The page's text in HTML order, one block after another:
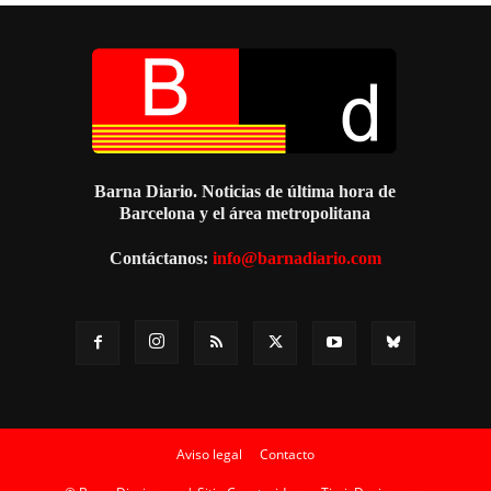
Barna Diario. Noticias de última hora de
Barcelona y el área metropolitana
Contáctanos: info@barnadiario.com
Aviso legal Contacto